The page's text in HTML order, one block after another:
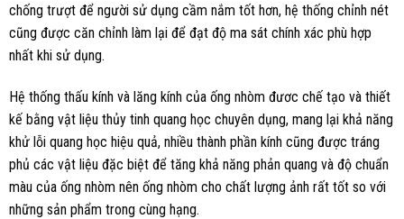
chống trượt để người sử dụng cầm nắm tốt hơn, hệ thống chỉnh nét
cũng được căn chỉnh làm lại để đạt độ ma sát chính xác phù hợp
nhất khi sử dụng.
Hệ thống thấu kính và lăng kính của ống nhòm đươc chế tạo và thiết
kế bằng vật liệu thủy tinh quang học chuyên dụng, mang lại khả năng
khử lỗi quang học hiệu quả, nhiều thành phần kính cũng được tráng
phủ các vật liệu đặc biệt để tăng khả năng phản quang và độ chuẩn
màu của ống nhòm nên ống nhòm cho chất lượng ảnh rất tốt so với
những sản phẩm trong cùng hạng.